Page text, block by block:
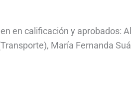
en calificación y aprobados:
María Fernanda